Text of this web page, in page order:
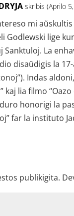
skribis (Aprilo
mi
Godlewski lige
Sanktuloj. La
disaŭdigis la
Indas
kaj lia filmo
honorigi la
far la instituto
publikigita.